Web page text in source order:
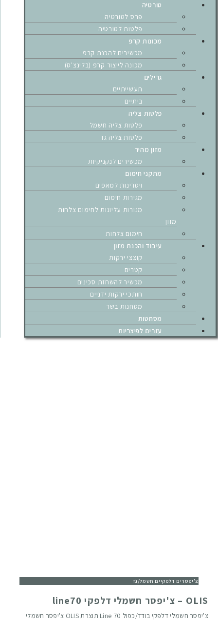
טורטיה
פרס לטורטיה
פלטות לטורטיה
מכונות קרפ
מכשירים להכנת קרפ
מכונה לייצור קרפ (בלינצ'ס)
גרילים
תעשייתיים
ביתיים
פלטות צליה
פלטות צליה חשמל
פלטות צליה גז
מזון מהיר
מכשירים לנקניקיות
מתקני חימום
ויטרינות למאפים
מגירות חימום
מנורות עליונות לחימום צלחות
מזון
חימום צלחות
עיבוד והכנת מזון
קוצצי ירקות
קטרים
מכשיר להשחזת סכינים
חותכי ירקות ידניים
מטחנות בשר
מסחטות
עזרים לפיצריות
צ'יפסרים דלפקיים חשמל/גז
OLIS – צ'יפסר חשמלי דלפקי line70
צ'יפסר חשמלי דלפקי בודד/כפול Line 70 תוצרת OLIS צ'יפסר חשמלי